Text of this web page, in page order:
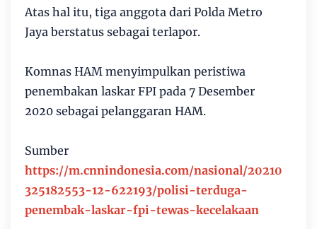
Atas hal itu, tiga anggota dari Polda Metro
Jaya berstatus sebagai terlapor.
Komnas HAM menyimpulkan peristiwa
penembakan laskar FPI pada 7 Desember
2020 sebagai pelanggaran HAM.
Sumber
https://m.cnnindonesia.com/nasional/20210
325182553-12-622193/polisi-terduga-
penembak-laskar-fpi-tewas-kecelakaan